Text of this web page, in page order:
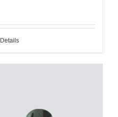
Details